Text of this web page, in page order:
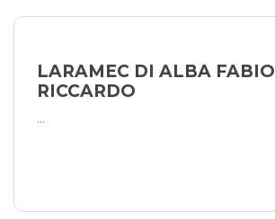
LARAMEC DI ALBA FABIO
RICCARDO
...